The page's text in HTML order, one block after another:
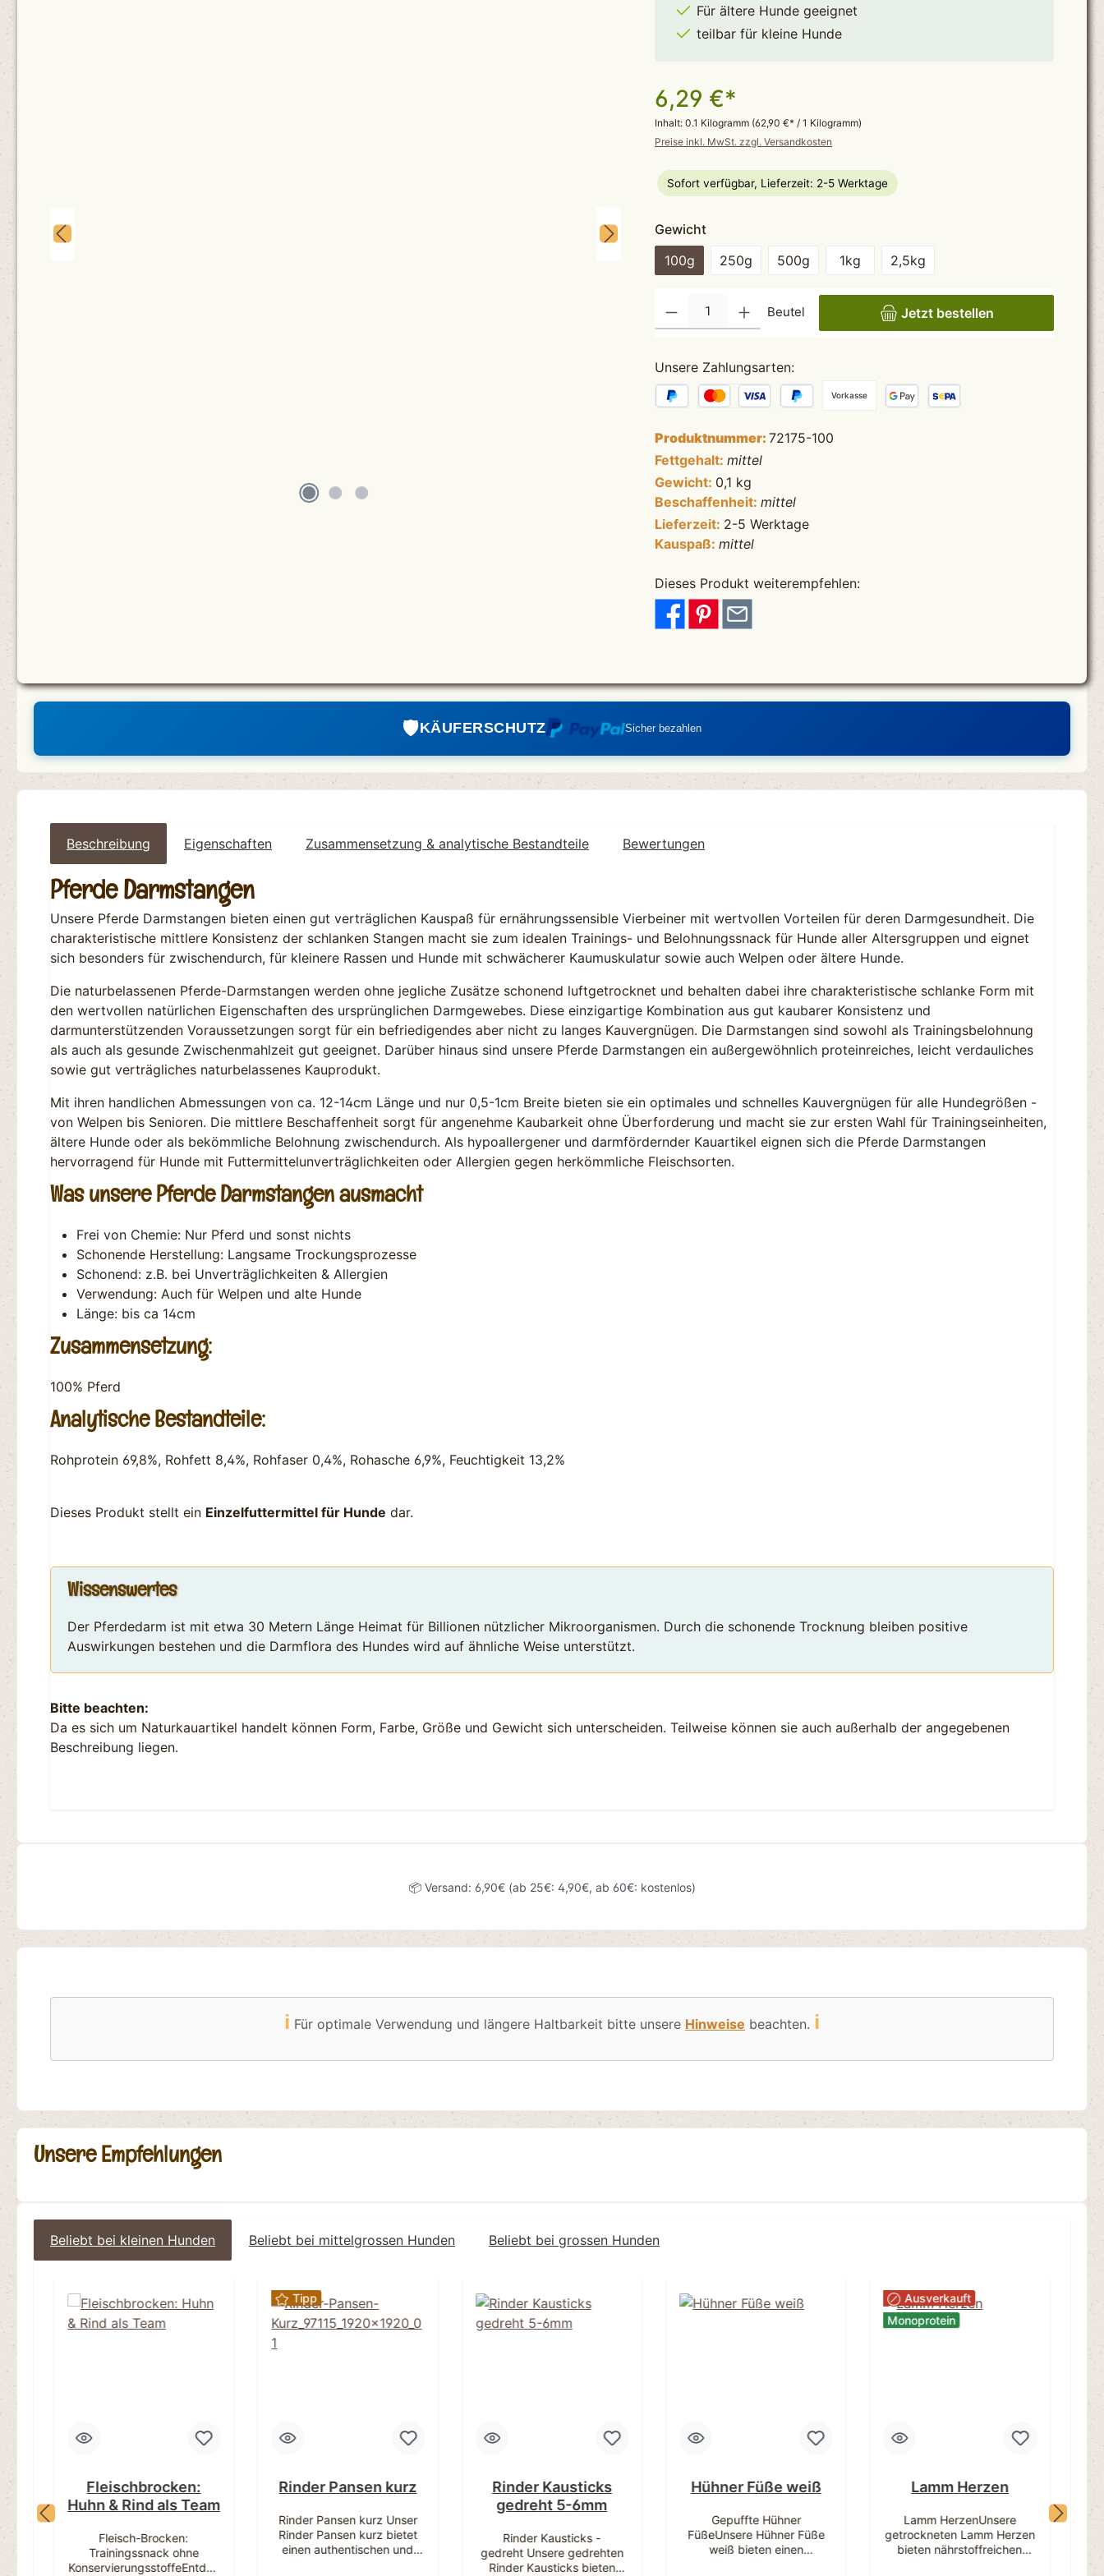
Für ältere Hunde geeignet
teilbar für kleine Hunde
6,29 €*
Inhalt:0.1 Kilogramm (62,90 €* / 1 Kilogramm)
Preise inkl. MwSt. zzgl. Versandkosten
Sofort verfügbar, Lieferzeit: 2-5 Werktage
Gewichtauswählen
100g
250g 500g 1kg 2,5kg
Beutel Jetzt bestellen
Unsere Zahlungsarten:
Vorkasse
Produktnummer:72175-100
Fettgehalt:mittel
Gewicht: 0,1 kg
Beschaffenheit:mittel
Lieferzeit: 2-5 Werktage
Kauspaß:mittel
Dieses Produkt weiterempfehlen:
🛡️️KÄUFERSCHUTZ Sicher bezahlen
Beschreibung Eigenschaften Zusammensetzung & analytische Bestandteile Bewertungen
Pferde Darmstangen
Unsere Pferde Darmstangen bieten einen gut verträglichen Kauspaß für ernährungssensible Vierbeiner mit wertvollen Vorteilen für deren Darmgesundheit. Die
charakteristische mittlere Konsistenz der schlanken Stangen macht sie zum idealen Trainings- und Belohnungssnack für Hunde aller Altersgruppen und eignet
sich besonders für zwischendurch, für kleinere Rassen und Hunde mit schwächerer Kaumuskulatur sowie auch Welpen oder ältere Hunde.
Die naturbelassenen Pferde-Darmstangen werden ohne jegliche Zusätze schonend luftgetrocknet und behalten dabei ihre charakteristische schlanke Form mit
den wertvollen natürlichen Eigenschaften des ursprünglichen Darmgewebes. Diese einzigartige Kombination aus gut kaubarer Konsistenz und
darmunterstützenden Voraussetzungen sorgt für ein befriedigendes aber nicht zu langes Kauvergnügen. Die Darmstangen sind sowohl als Trainingsbelohnung
als auch als gesunde Zwischenmahlzeit gut geeignet. Darüber hinaus sind unsere Pferde Darmstangen ein außergewöhnlich proteinreiches, leicht verdauliches
sowie gut verträgliches naturbelassenes Kauprodukt.
Mit ihren handlichen Abmessungen von ca. 12-14cm Länge und nur 0,5-1cm Breite bieten sie ein optimales und schnelles Kauvergnügen für alle Hundegrößen -
von Welpen bis Senioren. Die mittlere Beschaffenheit sorgt für angenehme Kaubarkeit ohne Überforderung und macht sie zur ersten Wahl für Trainingseinheiten,
ältere Hunde oder als bekömmliche Belohnung zwischendurch. Als hypoallergener und darmfördernder Kauartikel eignen sich die Pferde Darmstangen
hervorragend für Hunde mit Futtermittelunverträglichkeiten oder Allergien gegen herkömmliche Fleischsorten.
Was unsere Pferde Darmstangen ausmacht
Frei von Chemie: Nur Pferd und sonst nichts
Schonende Herstellung: Langsame Trockungsprozesse
Schonend: z.B. bei Unverträglichkeiten & Allergien
Verwendung: Auch für Welpen und alte Hunde
Länge: bis ca 14cm
Zusammensetzung:
100% Pferd
Analytische Bestandteile:
Rohprotein 69,8%, Rohfett 8,4%, Rohfaser 0,4%, Rohasche 6,9%, Feuchtigkeit 13,2%
Dieses Produkt stellt ein Einzelfuttermittel für Hunde dar.
Wissenswertes
Der Pferdedarm ist mit etwa 30 Metern Länge Heimat für Billionen nützlicher Mikroorganismen. Durch die schonende Trocknung bleiben positive
Auswirkungen bestehen und die Darmflora des Hundes wird auf ähnliche Weise unterstützt.
Bitte beachten:
Da es sich um Naturkauartikel handelt können Form, Farbe, Größe und Gewicht sich unterscheiden. Teilweise können sie auch außerhalb der angegebenen
Beschreibung liegen.
📦 Versand: 6,90€ (ab 25€: 4,90€, ab 60€: kostenlos)
ℹ️ Für optimale Verwendung und längere Haltbarkeit bitte unsere Hinweise beachten. ℹ️
Unsere Empfehlungen
Beliebt bei kleinen Hunden Beliebt bei mittelgrossen Hunden Beliebt bei grossen Hunden
Fleischbrocken:
Huhn & Rind als Team
Fleisch-Brocken:
Trainingssnack ohne
KonservierungsstoffeEntdec
Tipp
Rinder Pansen kurz
Rinder Pansen kurz Unser
Rinder Pansen kurz bietet
einen authentischen und
Rinder Kausticks
gedreht 5-6mm
Rinder Kausticks -
gedreht Unsere gedrehten
Rinder Kausticks bieten
Hühner Füße weiß
Gepuffte Hühner
FüßeUnsere Hühner Füße
weiß bieten einen
Ausverkauft
Monoprotein
Lamm Herzen
Lamm HerzenUnsere
getrockneten Lamm Herzen
bieten nährstoffreichen